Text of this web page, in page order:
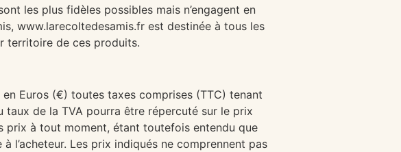
les plus fidèles possibles mais n’engagent en
www.larecoltedesamis.fr est destinée à tous les
territoire de ces produits.
Euros (€) toutes taxes comprises (TTC) tenant
de la TVA pourra être répercuté sur le prix
prix à tout moment, étant toutefois entendu que
l’acheteur. Les prix indiqués ne comprennent pas